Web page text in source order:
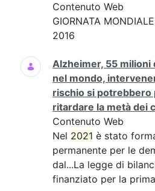
Contenuto Web
GIORNATA
2016
Alzheimer, 55 milioni
nel mondo,
rischio si potrebbero
ritardare la metà dei
Contenuto Web
Nel 2021 è stato
permanente per le
dal...La legge di
finanziato per la